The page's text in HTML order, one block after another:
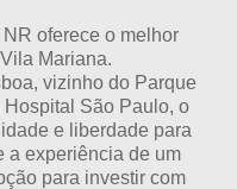
oferece o melhor
Mariana.
vizinho do Parque
Hospital São Paulo, o
e liberdade para
a experiência de um
para investir com